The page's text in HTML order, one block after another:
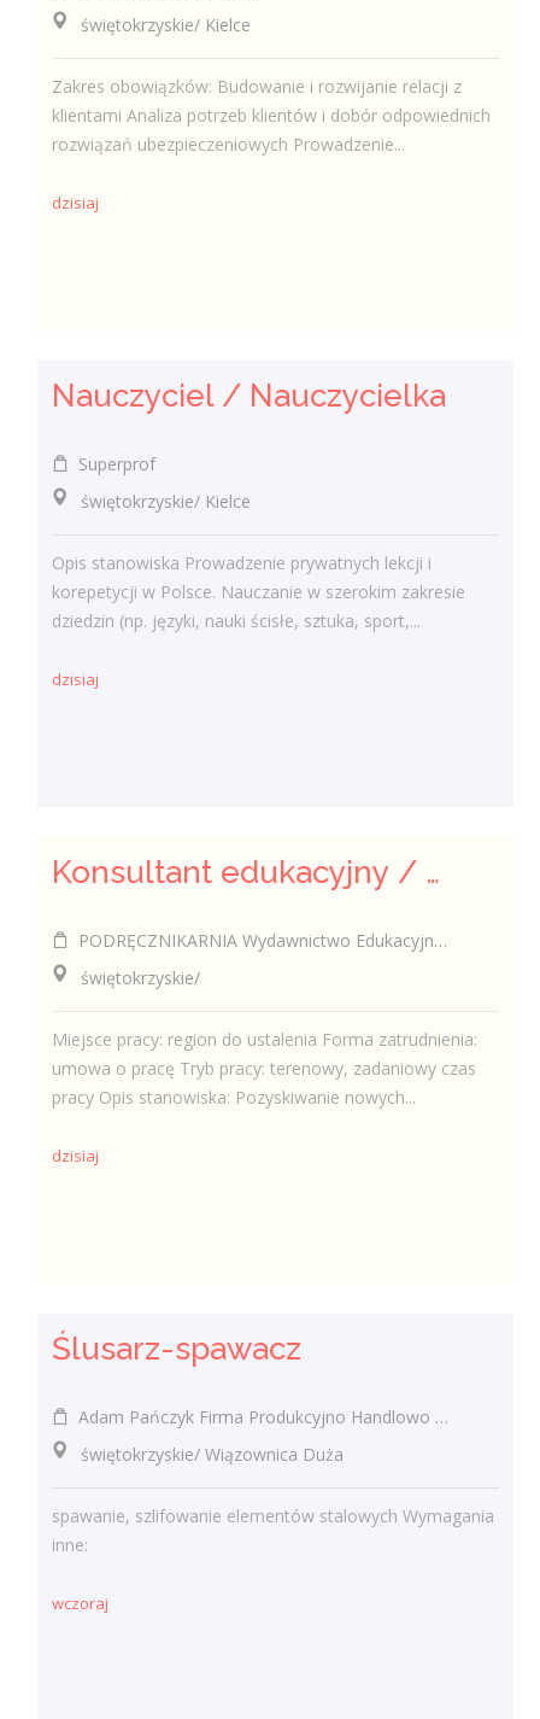
świętokrzyskie/ Kielce
Zakres obowiązków: Budowanie i rozwijanie relacji z
klientami Analiza potrzeb klientów i dobór odpowiednich
rozwiązań ubezpieczeniowych Prowadzenie...
dzisiaj
Nauczyciel / Nauczycielka
Superprof
świętokrzyskie/ Kielce
Opis stanowiska Prowadzenie prywatnych lekcji i
korepetycji w Polsce. Nauczanie w szerokim zakresie
dziedzin (np. języki, nauki ścisłe, sztuka, sport,...
dzisiaj
Konsultant edukacyjny / Konsultantka edukacyjna
PODRĘCZNIKARNIA Wydawnictwo Edukacyjne Sp. z o.o.
świętokrzyskie/
Miejsce pracy: region do ustalenia Forma zatrudnienia:
umowa o pracę Tryb pracy: terenowy, zadaniowy czas
pracy Opis stanowiska: Pozyskiwanie nowych...
dzisiaj
Ślusarz-spawacz
Adam Pańczyk Firma Produkcyjno Handlowo Usługowa "KONRAD" Wiązownica Duża
świętokrzyskie/ Wiązownica Duża
spawanie, szlifowanie elementów stalowych Wymagania
inne:
wczoraj